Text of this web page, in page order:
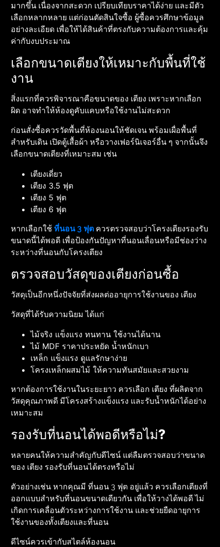
มากขึ้น เนื่องจากสะดวก เปรียบเทียบราคาได้ง่าย และมีตัว
เลือกหลากหลาย แต่ก่อนตัดสินใจซื้อ ผู้ซื้อควรศึกษาข้อมูล
อย่างละเอียด เพื่อให้ได้สินค้าที่ตรงกับความต้องการและคุ้ม
ค่ากับงบประมาณ
เลือกขนาดเตียงให้เหมาะกับพื้นที่ใช้
งาน
สิ่งแรกที่ควรพิจารณาคือขนาดของ เตียง เพราะหากเลือก
ผิด อาจทำให้ห้องดูคับแคบหรือใช้งานไม่สะดวก
ก่อนสั่งซื้อควรวัดพื้นที่ห้องนอนให้ชัดเจน พร้อมเผื่อพื้นที่
สำหรับเดิน เปิดตู้เสื้อผ้า หรือวางเฟอร์นิเจอร์อื่น ๆ จากนั้นจึง
เลือกขนาดเตียงที่เหมาะสม เช่น
เตียงเดี่ยว
เตียง 3.5 ฟุต
เตียง 5 ฟุต
เตียง 6 ฟุต
หากเลือกใช้ที่นอน 3 ฟุต ควรตรวจสอบว่าโครงเตียงรองรับ
ขนาดนี้ได้พอดี เพื่อป้องกันปัญหาที่นอนเลื่อนหรือมีช่องว่าง
ระหว่างที่นอนกับโครงเตียง
ตรวจสอบวัสดุของเตียงก่อนซื้อ
วัสดุเป็นอีกหนึ่งปัจจัยที่ส่งผลต่ออายุการใช้งานของ เตียง
วัสดุที่ได้รับความนิยม ได้แก่
ไม้จริง แข็งแรง ทนทาน ใช้งานได้นาน
ไม้ MDF ราคาประหยัด น้ำหนักเบา
เหล็ก แข็งแรง ดูแลรักษาง่าย
โครงเหล็กผสมไม้ ให้ความทันสมัยและสวยงาม
หากต้องการใช้งานในระยะยาว ควรเลือก เตียง ที่ผลิตจาก
วัสดุคุณภาพดี มีโครงสร้างแข็งแรง และรับน้ำหนักได้อย่าง
เหมาะสม
รองรับที่นอนได้พอดีหรือไม่?
หลายคนให้ความสำคัญกับดีไซน์ แต่ลืมตรวจสอบว่าขนาด
ของ เตียง รองรับที่นอนได้ตรงหรือไม่
ตัวอย่างเช่น หากคุณมี ที่นอน 3 ฟุต อยู่แล้ว ควรเลือกเตียงที่
ออกแบบสำหรับที่นอนขนาดเดียวกัน เพื่อให้วางได้พอดี ไม่
เกิดการเคลื่อนตัวระหว่างการใช้งาน และช่วยยืดอายุการ
ใช้งานของทั้งเตียงและที่นอน
ดีไซน์ควรเข้ากับสไตล์ห้องนอน